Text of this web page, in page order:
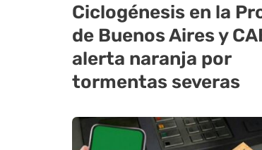
Ciclogénesis en la
de Buenos Aires y
alerta naranja por
tormentas severas